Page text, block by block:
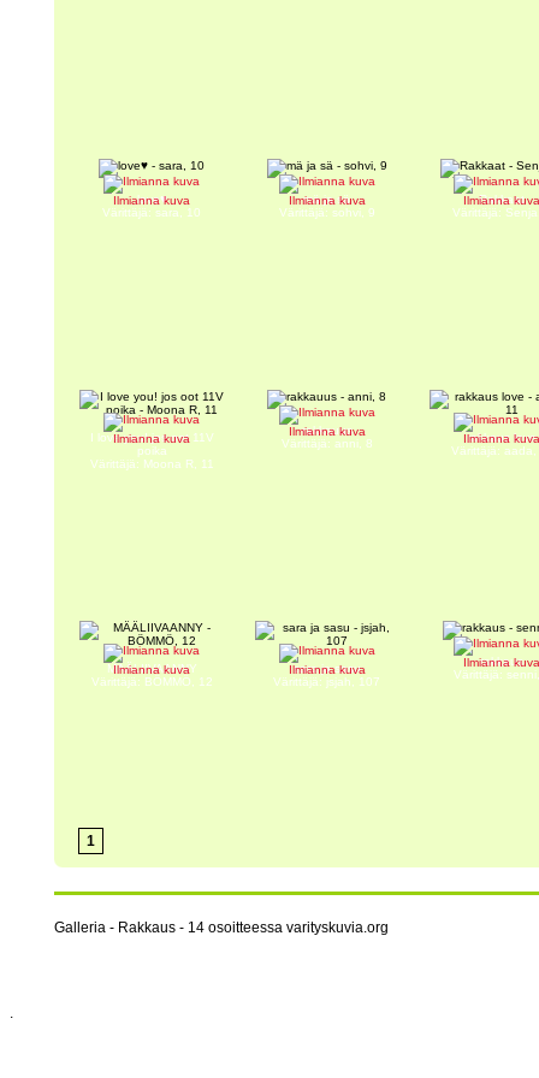
Ilmianna kuva
love♥
Värittäjä: sara, 10
Ilmianna kuva
mä ja sä
Värittäjä: sohvi, 9
Ilmianna
Rakkaat
Värittäjä:
Ilmianna kuva
I love you! jos oot 11V
poika
Värittäjä: Moona R, 11
Ilmianna kuva
rakkauus
Värittäjä: anni, 8
Ilmianna
rakkaus love
Värittäjä: aada,
Ilmianna kuva
MÄÄLIIVAANNY
Värittäjä: BÖMMÖ, 12
Ilmianna kuva
sara ja sasu
Värittäjä: jsjah, 107
Ilmianna
rakkaus
Värittäjä:
1
Galleria - Rakkaus - 14 osoitteessa varityskuvia.org
.